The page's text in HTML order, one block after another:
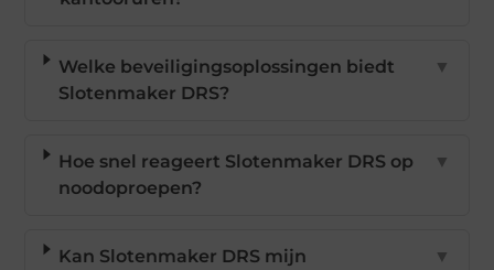
Welke beveiligingsoplossingen biedt
Slotenmaker DRS?
▼
Hoe snel reageert Slotenmaker DRS op
noodoproepen?
▼
Kan Slotenmaker DRS mijn
▼